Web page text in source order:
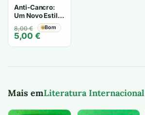
Anti-Cancro:
Um Novo Estilo
de Vida - David
Servan-
Schreiber
8,00€
O
preço
original
8,00 €.
5,00 €
O
preço
atual
5,00 €.
Bom
Mais emLiteratura Internacional